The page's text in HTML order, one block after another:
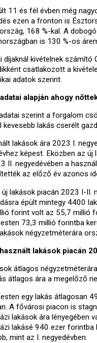
11 és fél évben még
ezen a fronton is
168 %-kal. A
is 130 %-os
díjaknál kivételnek számító
csatlakozott a
adatok szerint.
alapján ahogy
szerint a forgalom
kevesebb lakás cserélt
lakások ára 2023 I.
képest. Eközben az új
II. negyedévében a
az előző év azonos
lakások piacán 2023 I-II.
épült mintegy 4400
forint volt az 55,7 millió
73,3 millió forintba
négyzetméterára
lakások piacán
átlagos
átlagos ára a megelőző
egy lakás átlagosan
A fővárosi piacon is
lakások ára lényegében
lakásé 940 ezer
mint az I. negyedévben.